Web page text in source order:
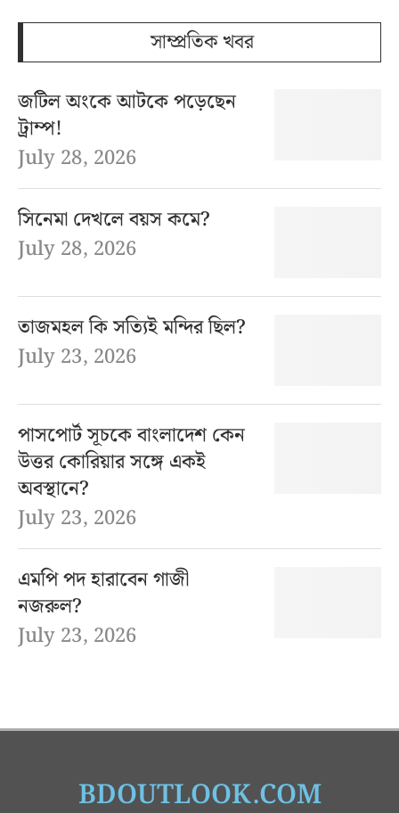
সাম্প্রতিক খবর
জটিল অংকে আটকে পড়েছেন
ট্রাম্প!
July 28, 2026
সিনেমা দেখলে বয়স কমে?
July 28, 2026
তাজমহল কি সত্যিই মন্দির ছিল?
July 23, 2026
পাসপোর্ট সূচকে বাংলাদেশ কেন
উত্তর কোরিয়ার সঙ্গে একই
অবস্থানে?
July 23, 2026
এমপি পদ হারাবেন গাজী
নজরুল?
July 23, 2026
BDOUTLOOK.COM